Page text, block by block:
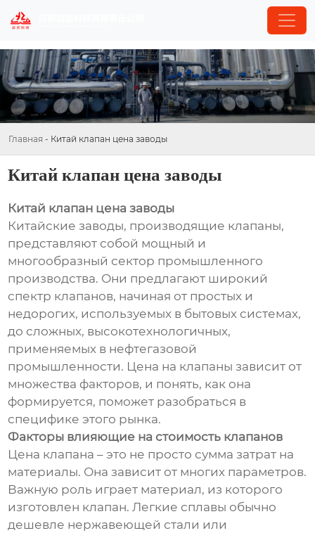
Главная - Китай клапан цена заводы
Китай клапан цена заводы
Китай клапан цена заводы
Китайские заводы, производящие клапаны,
представляют собой мощный и
многообразный сектор промышленного
производства. Они предлагают широкий
спектр клапанов, начиная от простых и
недорогих, используемых в бытовых системах,
до сложных, высокотехнологичных,
применяемых в нефтегазовой
промышленности. Цена на клапаны зависит от
множества факторов, и понять, как она
формируется, поможет разобраться в
специфике этого рынка.
Факторы влияющие на стоимость клапанов
Цена клапана – это не просто сумма затрат на
материалы. Она зависит от многих параметров.
Важную роль играет материал, из которого
изготовлен клапан. Легкие сплавы обычно
дешевле нержавеющей стали или